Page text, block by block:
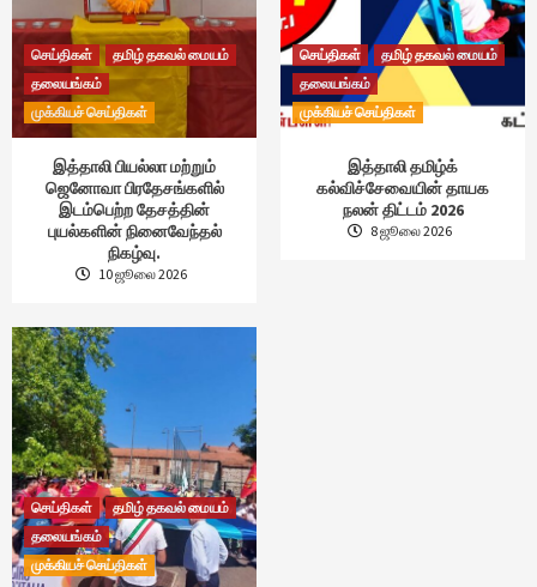
செய்திகள்
தமிழ் தகவல் மையம்
தலையங்கம்
முக்கியச் செய்திகள்
இத்தாலி பியல்லா மற்றும்
ஜெனோவா பிரதேசங்களில்
இடம்பெற்ற தேசத்தின்
புயல்களின் நினைவேந்தல்
நிகழ்வு.
10 ஜூலை 2026
செய்திகள்
தமிழ் தகவல் மையம்
தலையங்கம்
முக்கியச் செய்திகள்
இத்தாலி தமிழ்க்
கல்விச்சேவையின் தாயக
நலன் திட்டம் 2026
8 ஜூலை 2026
செய்திகள்
தமிழ் தகவல் மையம்
தலையங்கம்
முக்கியச் செய்திகள்